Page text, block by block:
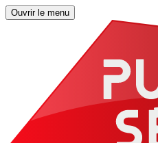
Ouvrir le menu